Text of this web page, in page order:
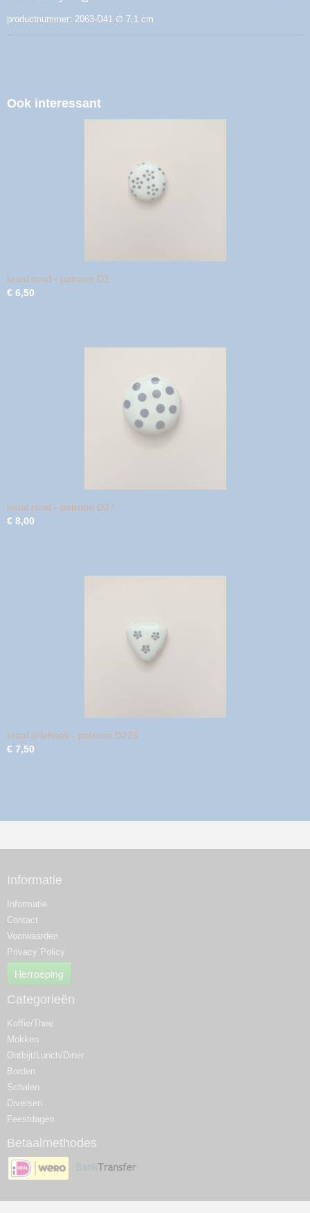
productnummer: 2063-D41 ∅ 7,1 cm
Ook interessant
kraal rond - patroon D1
€ 6,50
kraal rond - patroon D37
€ 8,00
kraal driehoek - patroon D225
€ 7,50
Informatie
Informatie
Contact
Voorwaarden
Privacy Policy
Herroeping
Categorieën
Koffie/Thee
Mokken
Ontbijt/Lunch/Diner
Borden
Schalen
Diversen
Feestdagen
Betaalmethodes